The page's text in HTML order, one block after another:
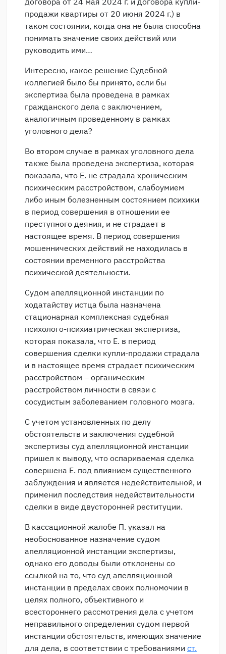
продажи квартиры от 20 июня 2024 г.) в
таком состоянии, когда она не была способна
понимать значение своих действий или
руководить ими…
Интересно, какое решение Судебной
коллегией было бы принято, если бы
экспертиза была проведена в рамках
гражданского дела с заключением,
аналогичным проведенному в рамках
уголовного дела?
Во втором случае в рамках уголовного дела
также была проведена экспертиза, которая
показала, что Е. не страдала хроническим
психическим расстройством, слабоумием
либо иным болезненным состоянием психики
в период совершения в отношении ее
преступного деяния, и не страдает в
настоящее время. В период совершения
мошеннических действий не находилась в
состоянии временного расстройства
психической деятельности.
Судом апелляционной инстанции по
ходатайству истца была назначена
стационарная комплексная судебная
психолого-психиатрическая экспертиза,
которая показала, что Е. в период
совершения сделки купли-продажи страдала
и в настоящее время страдает психическим
расстройством – органическим
расстройством личности в связи с
сосудистым заболеванием головного мозга.
С учетом установленных по делу
обстоятельств и заключения судебной
экспертизы суд апелляционной инстанции
пришел к выводу, что оспариваемая сделка
совершена Е. под влиянием существенного
заблуждения и является недействительной, и
применил последствия недействительности
сделки в виде двусторонней реституции.
В кассационной жалобе П. указал на
необоснованное назначение судом
апелляционной инстанции экспертизы,
однако его доводы были отклонены со
ссылкой на то, что суд апелляционной
инстанции в пределах своих полномочии в
целях полного, объективного и
всестороннего рассмотрения дела с учетом
неправильного определения судом первой
инстанции обстоятельств, имеющих значение
для дела, в соответствии с требованиями ст.